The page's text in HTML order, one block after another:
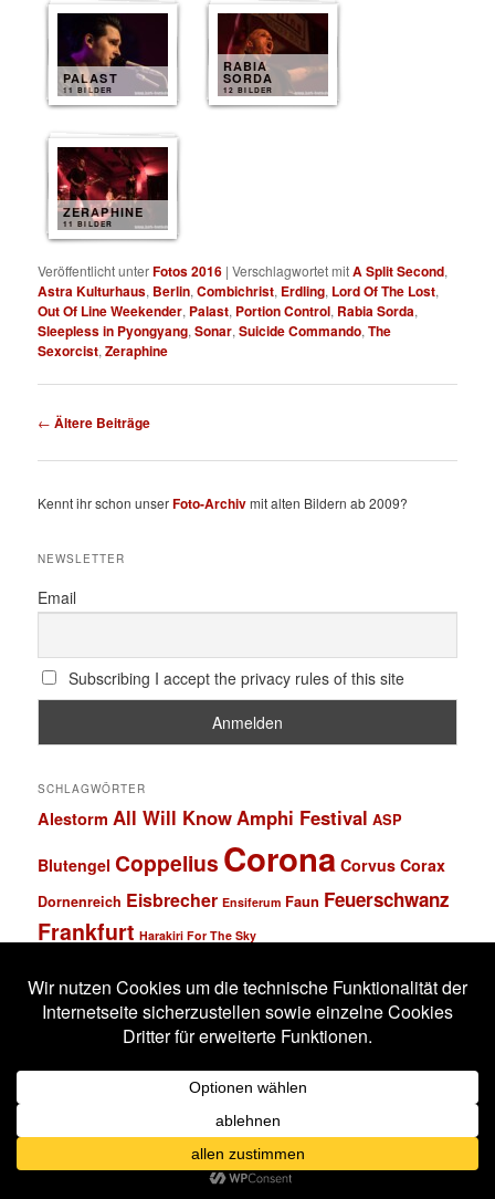
PALAST
11 BILDER
RABIA
SORDA
12 BILDER
ZERAPHINE
11 BILDER
Veröffentlicht unterFotos 2016 |Verschlagwortet mitA Split Second,
Astra Kulturhaus, Berlin,Combichrist, Erdling, Lord Of The Lost,
Out Of Line Weekender, Palast, Portion Control, Rabia Sorda,
Sleepless in Pyongyang,Sonar,Suicide Commando,The
Sexorcist,Zeraphine
Beitragsnavigation
← Ältere Beiträge
Kennt ihr schon unserFoto-Archivmit alten Bildern ab 2009?
NEWSLETTER
Email
Subscribing I accept the privacy rules of this site
SCHLAGWÖRTER
Alestorm All Will KnowAmphi Festival ASP
Blutengel Coppelius Corona Corvus Corax
Dornenreich Eisbrecher Ensiferum Faun Feuerschwanz
Frankfurt Harakiri For The Sky
In Extremo Köln Leipzig Letzte Instanz
Lord Of The Lost M'era Luna Festival
MannheimMono Inc.
MS Connexion Ost+Front
Saltatio Mortis Schandmaul Schlachthof